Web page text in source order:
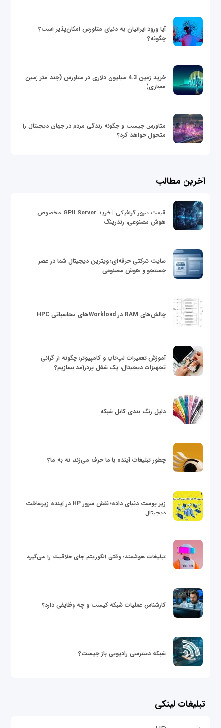
آیا ورود ایرانیان به دنیای متاورس امکان‌پذیر است؟
چگونه؟
خرید زمین 4.3 میلیون دلاری در متاورس (چند متر زمین
مجازی)
متاورس چیست و چگونه زندگی مردم در جهان دیجیتال را
متحول خواهد کرد؟
آخرین مطالب
قیمت سرور گرافیکی | خرید GPU Server مخصوص
هوش مصنوعی، رندرینگ
سایت شرکتی حرفه‌ای؛ ویترین دیجیتال شما در عصر
جستجو و هوش مصنوعی
چالش‌های RAM در Workloadهای محاسباتی HPC
آموزش تعمیرات لپ‌تاپ و کامپیوتر؛ چگونه از گرانی
تجهیزات دیجیتال، یک شغل پردرآمد بسازیم؟
دلیل رنگ بندی کابل شبکه
چطور تبلیغات آینده با ما حرف می‌زند، نه به ما؟
زیر پوست دنیای داده؛ نقش سرور HP در آینده زیرساخت
دیجیتال
تبلیغات هوشمند؛ وقتی الگوریتم جای خلاقیت را می‌گیرد
کارشناس عملیات شبکه کیست و چه وظایفی دارد؟
شبکه دسترسی رادیویی باز چیست؟
تبلیغات لینکی